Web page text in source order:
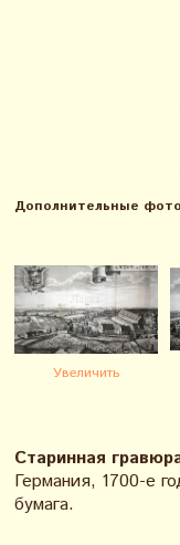
Дополнительные
Увеличить
Старинная
Германия, 1700-е
бумага.